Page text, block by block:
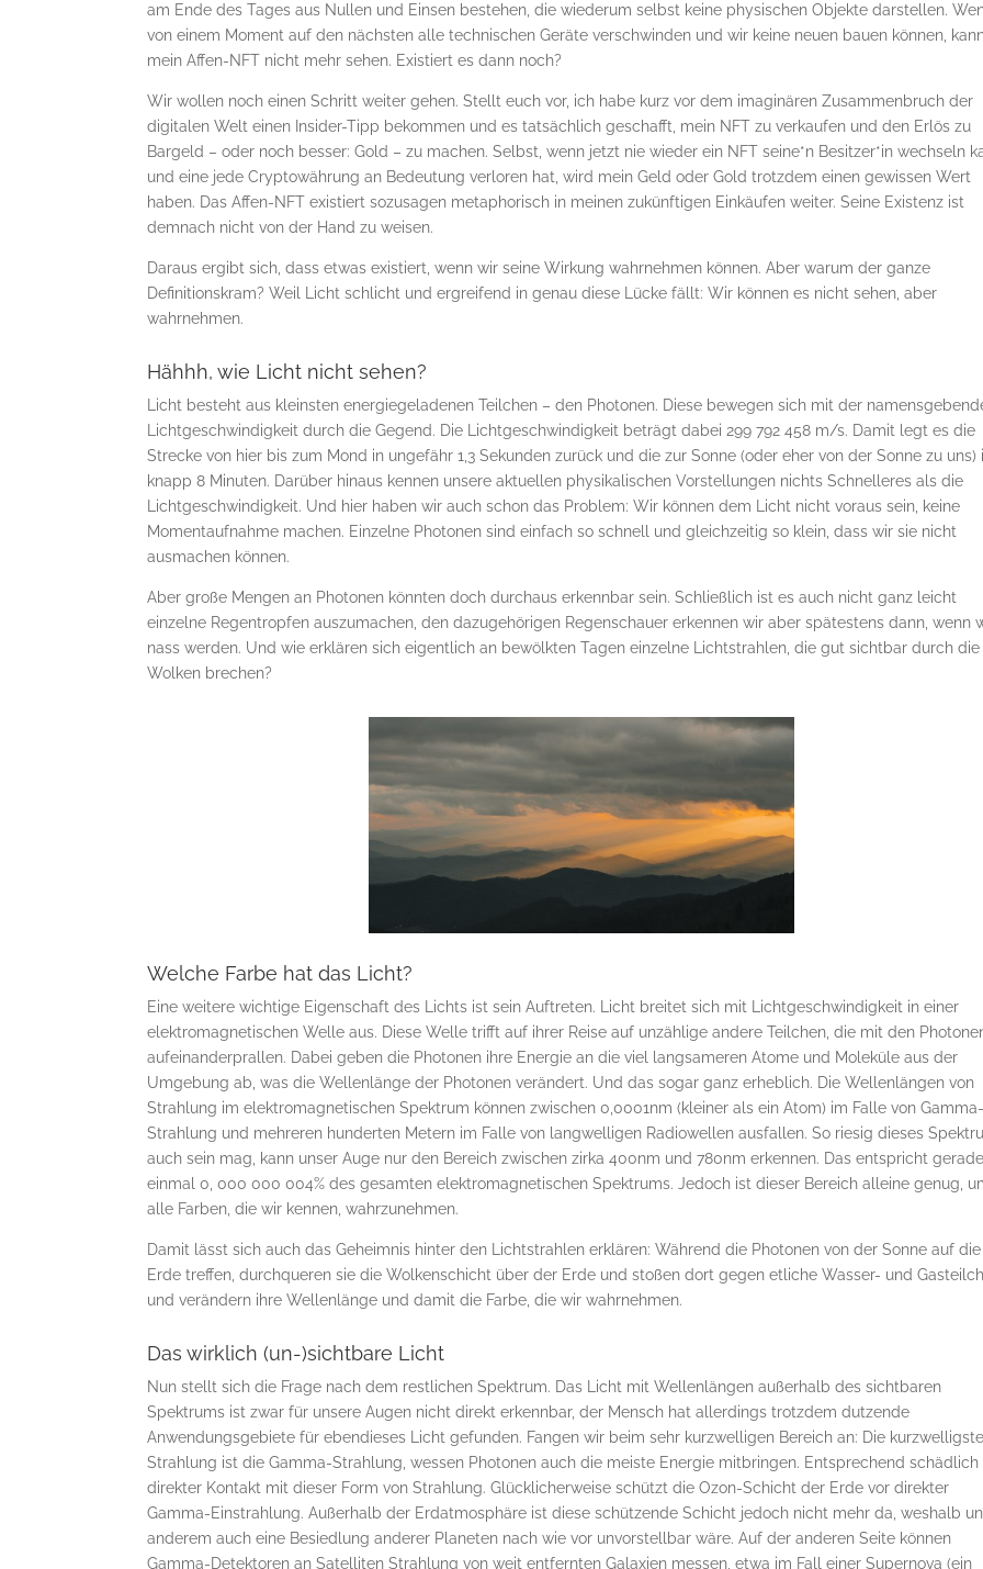
am Ende des Tages aus Nullen und Einsen bestehen, die wiederum selbst keine physischen Objekte darstellen.
von einem Moment auf den nächsten alle technischen Geräte verschwinden und wir keine neuen bauen können,
mein Affen-NFT nicht mehr sehen. Existiert es dann noch?
Wir wollen noch einen Schritt weiter gehen. Stellt euch vor, ich habe kurz vor dem imaginären Zusammenbruch der
digitalen Welt einen Insider-Tipp bekommen und es tatsächlich geschafft, mein NFT zu verkaufen und den Erlös zu
Bargeld – oder noch besser: Gold – zu machen. Selbst, wenn jetzt nie wieder ein NFT seine*n Besitzer*in wechseln
und eine jede Cryptowährung an Bedeutung verloren hat, wird mein Geld oder Gold trotzdem einen gewissen Wert
haben. Das Affen-NFT existiert sozusagen metaphorisch in meinen zukünftigen Einkäufen weiter. Seine Existenz ist
demnach nicht von der Hand zu weisen.
Daraus ergibt sich, dass etwas existiert, wenn wir seine Wirkung wahrnehmen können. Aber warum der ganze
Definitionskram? Weil Licht schlicht und ergreifend in genau diese Lücke fällt: Wir können es nicht sehen, aber
wahrnehmen.
Hähhh, wie Licht nicht sehen?
Licht besteht aus kleinsten energiegeladenen Teilchen – den Photonen. Diese bewegen sich mit der
Lichtgeschwindigkeit durch die Gegend. Die Lichtgeschwindigkeit beträgt dabei 299 792 458 m/s. Damit legt es die
Strecke von hier bis zum Mond in ungefähr 1,3 Sekunden zurück und die zur Sonne (oder eher von der Sonne zu uns)
knapp 8 Minuten. Darüber hinaus kennen unsere aktuellen physikalischen Vorstellungen nichts Schnelleres als die
Lichtgeschwindigkeit. Und hier haben wir auch schon das Problem: Wir können dem Licht nicht voraus sein, keine
Momentaufnahme machen. Einzelne Photonen sind einfach so schnell und gleichzeitig so klein, dass wir sie nicht
ausmachen können.
Aber große Mengen an Photonen könnten doch durchaus erkennbar sein. Schließlich ist es auch nicht ganz leicht
einzelne Regentropfen auszumachen, den dazugehörigen Regenschauer erkennen wir aber spätestens dann, wenn
nass werden. Und wie erklären sich eigentlich an bewölkten Tagen einzelne Lichtstrahlen, die gut sichtbar durch die
Wolken brechen?
Welche Farbe hat das Licht?
Eine weitere wichtige Eigenschaft des Lichts ist sein Auftreten. Licht breitet sich mit Lichtgeschwindigkeit in einer
elektromagnetischen Welle aus. Diese Welle trifft auf ihrer Reise auf unzählige andere Teilchen, die mit den
aufeinanderprallen. Dabei geben die Photonen ihre Energie an die viel langsameren Atome und Moleküle aus der
Umgebung ab, was die Wellenlänge der Photonen verändert. Und das sogar ganz erheblich. Die Wellenlängen von
Strahlung im elektromagnetischen Spektrum können zwischen 0,0001nm (kleiner als ein Atom) im Falle von Gamma-
Strahlung und mehreren hunderten Metern im Falle von langwelligen Radiowellen ausfallen. So riesig dieses
auch sein mag, kann unser Auge nur den Bereich zwischen zirka 400nm und 780nm erkennen. Das entspricht gerade
einmal 0, 000 000 004% des gesamten elektromagnetischen Spektrums. Jedoch ist dieser Bereich alleine genug,
alle Farben, die wir kennen, wahrzunehmen.
Damit lässt sich auch das Geheimnis hinter den Lichtstrahlen erklären: Während die Photonen von der Sonne auf die
Erde treffen, durchqueren sie die Wolkenschicht über der Erde und stoßen dort gegen etliche Wasser- und
und verändern ihre Wellenlänge und damit die Farbe, die wir wahrnehmen.
Das wirklich (un-)sichtbare Licht
Nun stellt sich die Frage nach dem restlichen Spektrum. Das Licht mit Wellenlängen außerhalb des sichtbaren
Spektrums ist zwar für unsere Augen nicht direkt erkennbar, der Mensch hat allerdings trotzdem dutzende
Anwendungsgebiete für ebendieses Licht gefunden. Fangen wir beim sehr kurzwelligen Bereich an: Die kurzwelligste
Strahlung ist die Gamma-Strahlung, wessen Photonen auch die meiste Energie mitbringen. Entsprechend schädlich
direkter Kontakt mit dieser Form von Strahlung. Glücklicherweise schützt die Ozon-Schicht der Erde vor direkter
Gamma-Einstrahlung. Außerhalb der Erdatmosphäre ist diese schützende Schicht jedoch nicht mehr da, weshalb
anderem auch eine Besiedlung anderer Planeten nach wie vor unvorstellbar wäre. Auf der anderen Seite können
Gamma-Detektoren an Satelliten Strahlung von weit entfernten Galaxien messen, etwa im Fall einer Supernova (ein